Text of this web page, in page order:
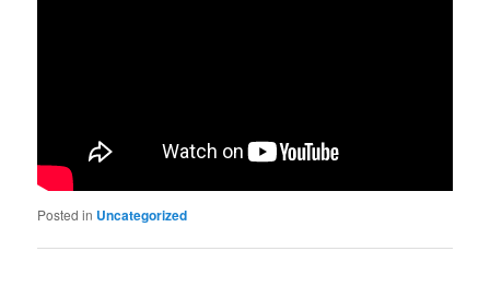
Posted in Uncategorized